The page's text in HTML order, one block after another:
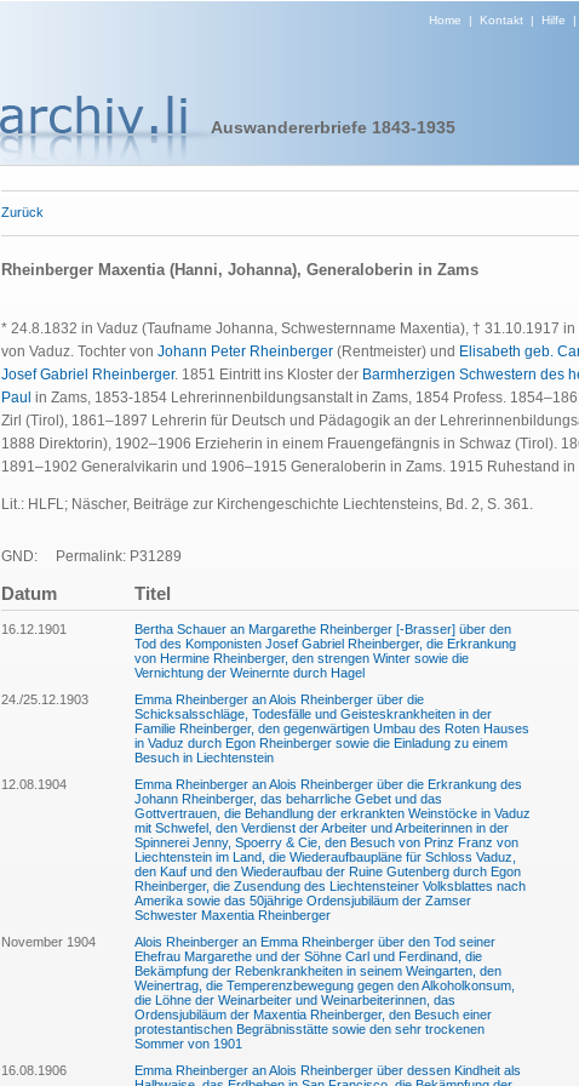
Home | Kontakt| Hilfe |
Auswandererbriefe 1843-1935
Zurück
Rheinberger Maxentia (Hanni, Johanna), Generaloberin in Zams
* 24.8.1832 in Vaduz (Taufname Johanna, Schwesternname Maxentia), † 31.10.1917
von Vaduz. Tochter von Johann Peter Rheinberger (Rentmeister) und Elisabeth geb.
Josef Gabriel Rheinberger. 1851 Eintritt ins Kloster der Barmherzigen Schwestern des
Paul in Zams, 1853-1854 Lehrerinnenbildungsanstalt in Zams, 1854 Profess.
Zirl (Tirol), 1861–1897 Lehrerin für Deutsch und Pädagogik an der
1888 Direktorin), 1902–1906 Erzieherin in einem Frauengefängnis in Schwaz (Tirol).
1891–1902 Generalvikarin und 1906–1915 Generaloberin in Zams. 1915 Ruhestand in
Lit.: HLFL; Näscher, Beiträge zur Kirchengeschichte Liechtensteins, Bd. 2, S. 361.
GND: Permalink: P31289
Datum Titel
16.12.1901
Bertha Schauer an Margarethe Rheinberger [-Brasser] über den
Tod des Komponisten Josef Gabriel Rheinberger, die Erkrankung
von Hermine Rheinberger, den strengen Winter sowie die
Vernichtung der Weinernte durch Hagel
24./25.12.1903
Emma Rheinberger an Alois Rheinberger über die
Schicksalsschläge, Todesfälle und Geisteskrankheiten in der
Familie Rheinberger, den gegenwärtigen Umbau des Roten Hauses
in Vaduz durch Egon Rheinberger sowie die Einladung zu einem
Besuch in Liechtenstein
12.08.1904
Emma Rheinberger an Alois Rheinberger über die Erkrankung des
Johann Rheinberger, das beharrliche Gebet und das
Gottvertrauen, die Behandlung der erkrankten Weinstöcke in Vaduz
mit Schwefel, den Verdienst der Arbeiter und Arbeiterinnen in der
Spinnerei Jenny, Spoerry & Cie, den Besuch von Prinz Franz von
Liechtenstein im Land, die Wiederaufbaupläne für Schloss Vaduz,
den Kauf und den Wiederaufbau der Ruine Gutenberg durch Egon
Rheinberger, die Zusendung des Liechtensteiner Volksblattes nach
Amerika sowie das 50jährige Ordensjubiläum der Zamser
Schwester Maxentia Rheinberger
November 1904
Alois Rheinberger an Emma Rheinberger über den Tod seiner
Ehefrau Margarethe und der Söhne Carl und Ferdinand, die
Bekämpfung der Rebenkrankheiten in seinem Weingarten, den
Weinertrag, die Temperenzbewegung gegen den Alkoholkonsum,
die Löhne der Weinarbeiter und Weinarbeiterinnen, das
Ordensjubiläum der Maxentia Rheinberger, den Besuch einer
protestantischen Begräbnisstätte sowie den sehr trockenen
Sommer von 1901
16.08.1906
Emma Rheinberger an Alois Rheinberger über dessen Kindheit als